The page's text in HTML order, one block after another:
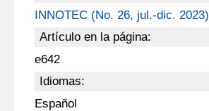
INNOTEC (No. 26, jul.-dic. 2023)
Artículo en la página:
e642
Idiomas:
Español